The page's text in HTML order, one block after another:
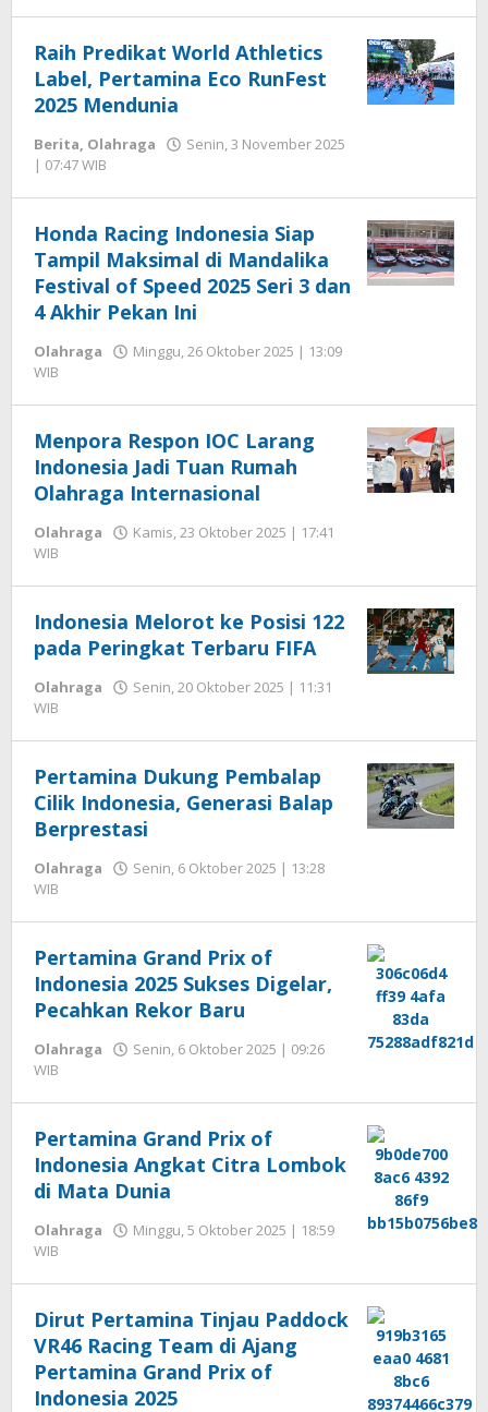
Raih Predikat World Athletics
Label, Pertamina Eco RunFest
2025 Mendunia
Berita, Olahraga
Senin, 3 November 2025
| 07:47 WIB
Honda Racing Indonesia Siap
Tampil Maksimal di Mandalika
Festival of Speed 2025 Seri 3 dan
4 Akhir Pekan Ini
Olahraga
Minggu, 26 Oktober 2025 | 13:09
WIB
Menpora Respon IOC Larang
Indonesia Jadi Tuan Rumah
Olahraga Internasional
Olahraga
Kamis, 23 Oktober 2025 | 17:41
WIB
Indonesia Melorot ke Posisi 122
pada Peringkat Terbaru FIFA
Olahraga
Senin, 20 Oktober 2025 | 11:31
WIB
Pertamina Dukung Pembalap
Cilik Indonesia, Generasi Balap
Berprestasi
Olahraga
Senin, 6 Oktober 2025 | 13:28
WIB
Pertamina Grand Prix of
Indonesia 2025 Sukses Digelar,
Pecahkan Rekor Baru
Olahraga
Senin, 6 Oktober 2025 | 09:26
WIB
Pertamina Grand Prix of
Indonesia Angkat Citra Lombok
di Mata Dunia
Olahraga
Minggu, 5 Oktober 2025 | 18:59
WIB
Dirut Pertamina Tinjau Paddock
VR46 Racing Team di Ajang
Pertamina Grand Prix of
Indonesia 2025